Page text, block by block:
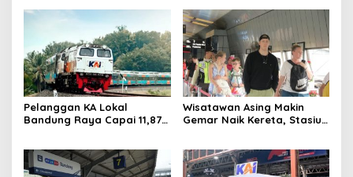
Pelanggan KA Lokal
Bandung Raya Capai 11,87
Infrastruktur Berbasis
Kebutuhan
Wisatawan Asing Makin
Gemar Naik Kereta, Stasiun